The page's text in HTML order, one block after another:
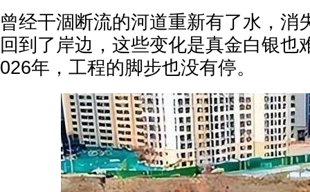
曾经干涸断流的河道重新有了水，消
回到了岸边，这些变化是真金白银也
026年，工程的脚步也没有停。